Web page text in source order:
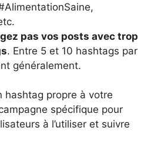
pas vos posts avec trop
. Entre 5 et 10 hashtags par
généralement.
hashtag propre à votre
spécifique pour
à l’utiliser et suivre